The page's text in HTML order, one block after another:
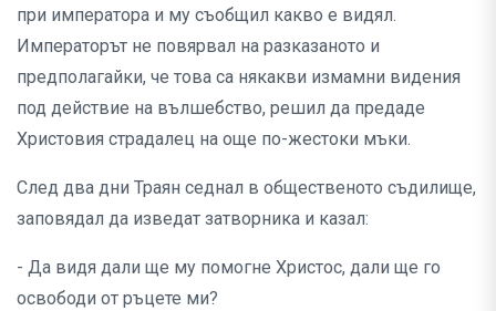
при императора и му съобщил какво е видял.
Императорът не повярвал на разказаното и
предполагайки, че това са някакви измамни видения
под действие на вълшебство, решил да предаде
Христовия страдалец на още по-жестоки мъки.
След два дни Траян седнал в общественото съдилище,
заповядал да изведат затворника и казал:
- Да видя дали ще му помогне Христос, дали ще го
освободи от ръцете ми?